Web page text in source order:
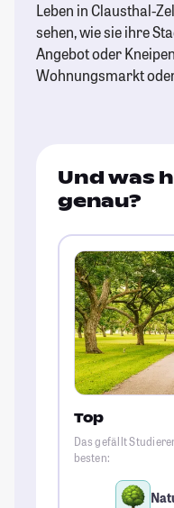
Leben in Clausthal-
sehen, wie sie ihre
Angebot oder
Wohnungsmarkt
Und was
genau?
Top
Das gefällt
besten: